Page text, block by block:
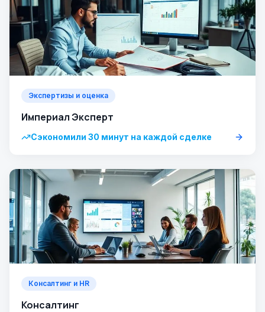
Экспертизы и оценка
Империал Эксперт
Сэкономили 30 минут на каждой сделке
Консалтинг и HR
Консалтинг